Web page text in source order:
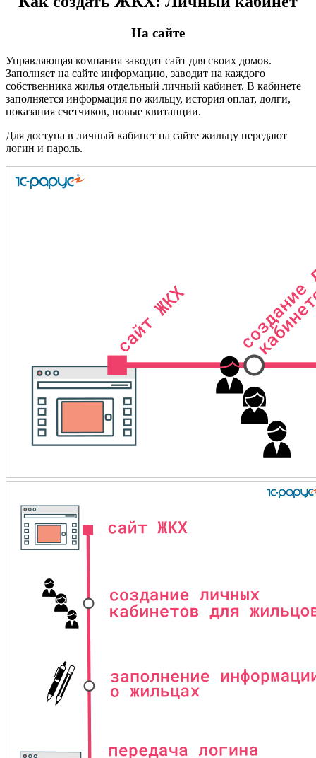
На сайте
Управляющая компания заводит сайт для своих домов.
Заполняет на сайте информацию, заводит на каждого
собственника жилья отдельный личный кабинет. В кабинете
заполняется информация по жильцу, история оплат, долги,
показания счетчиков, новые квитанции.
Для доступа в личный кабинет на сайте жильцу передают
логин и пароль.